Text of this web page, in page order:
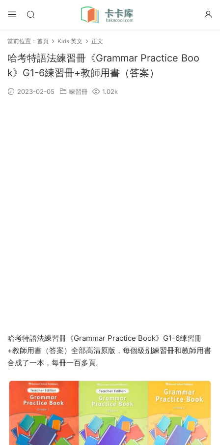
當前位置： 首頁 Kids 英文 正文
哈考特語法練習冊《Grammar Practice Boo
k》G1-6練習冊+教師用書（答案）
2023-02-05 練習冊 1.02k
哈考特語法練習冊《Grammar Practice Book》G1-6練習冊
+教師用書（答案）全部高清原版，每個級别練習冊和教師用書
合成了一本，每冊一百多頁。